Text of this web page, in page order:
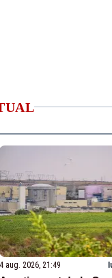
4 aug. 2026, 21:49